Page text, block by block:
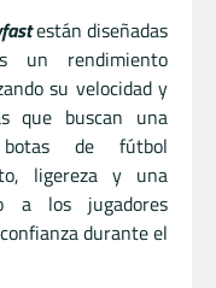
están diseñadas
un rendimiento
su velocidad y
que buscan una
de fútbol
ligereza y una
a los jugadores
durante el